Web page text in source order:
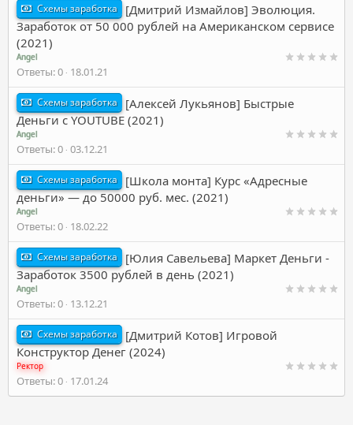
Схемы заработка
[Дмитрий Измайлов] Эволюция.
Заработок от 50 000 рублей на Американском сервисе
(2021)
Angel
Ответы 0 18.01.21
Схемы заработка
[Алексей Лукьянов] Быстрые
Деньги с YOUTUBE (2021)
Angel
Ответы 0 03.12.21
Схемы заработка
[Школа монта] Курс «Адресные
деньги» — до 50000 руб. мес. (2021)
Angel
Ответы 0 18.02.22
Схемы заработка
[Юлия Савельева] Маркет Деньги -
Заработок 3500 рублей в день (2021)
Angel
Ответы 0 13.12.21
Схемы заработка
[Дмитрий Котов] Игровой
Конструктор Денег (2024)
Ректор
Ответы 0 17.01.24